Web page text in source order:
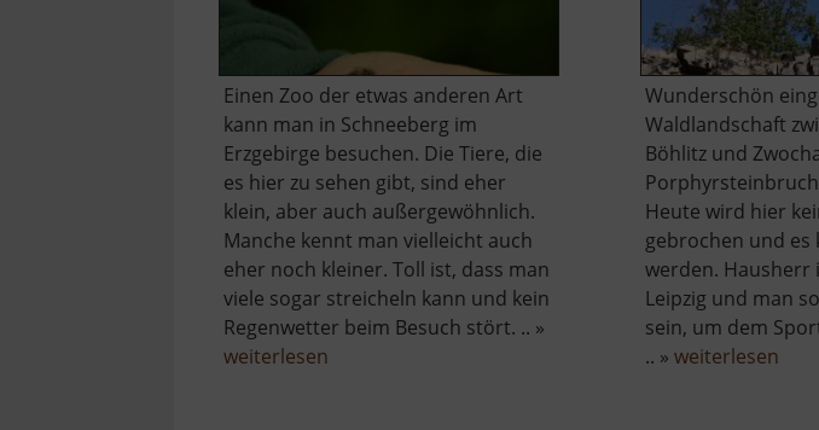
Einen Zoo der etwas anderen Art
kann man in Schneeberg im
Erzgebirge besuchen. Die Tiere, die
es hier zu sehen gibt, sind eher
klein, aber auch außergewöhnlich.
Manche kennt man vielleicht auch
eher noch kleiner. Toll ist, dass man
viele sogar streicheln kann und kein
Regenwetter beim Besuch stört. .. »
weiterlesen
Wunderschön
Waldlandschaft
Böhlitz und
Heute wird hier
gebrochen und es
werden. Hausherr
Leipzig und man
sein, um dem
.. »weiterlesen